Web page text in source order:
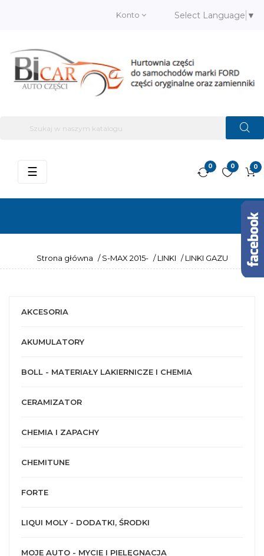
Konto Select Language ▼
0
0
0
Przełącz
☰
Strona główna / S-MAX 2015- / LINKI / LINKI GAZU
AKCESORIA
AKUMULATORY
BOLL - MATERIAŁY LAKIERNICZE I CHEMIA
CERAMIZATOR
CHEMIA I ZAPACHY
CHEMITUNE
FORTE
LIQUI MOLY - DODATKI, ŚRODKI
MOJE AUTO - MYCIE I PIELĘGNACJA